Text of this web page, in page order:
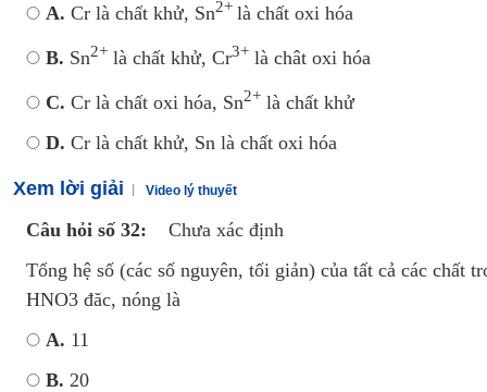
A. Cr là chất khử, Sn2+ là chất oxi hóa
B. Sn2+ là chất khử, Cr3+ là chât oxi hóa
C. Cr là chất oxi hóa, Sn2+ là chất khử
D. Cr là chất khử, Sn là chất oxi hóa
Xem lời giải Video lý thuyết
Câu hỏi số 32:
Chưa xác định
Tổng hệ số (các số nguyên, tối giản) của tất cả các chất
HNO3 đăc, nóng là
A. 11
B. 20